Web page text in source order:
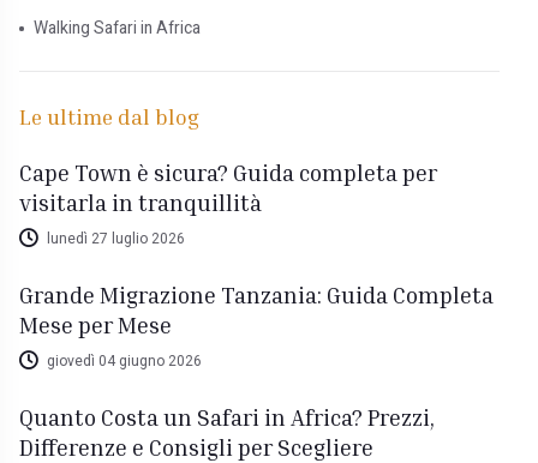
Walking Safari in Africa
Le ultime dal blog
Cape Town è sicura? Guida completa per
visitarla in tranquillità
lunedì 27 luglio 2026
Grande Migrazione Tanzania: Guida Completa
Mese per Mese
giovedì 04 giugno 2026
Quanto Costa un Safari in Africa? Prezzi,
Differenze e Consigli per Scegliere